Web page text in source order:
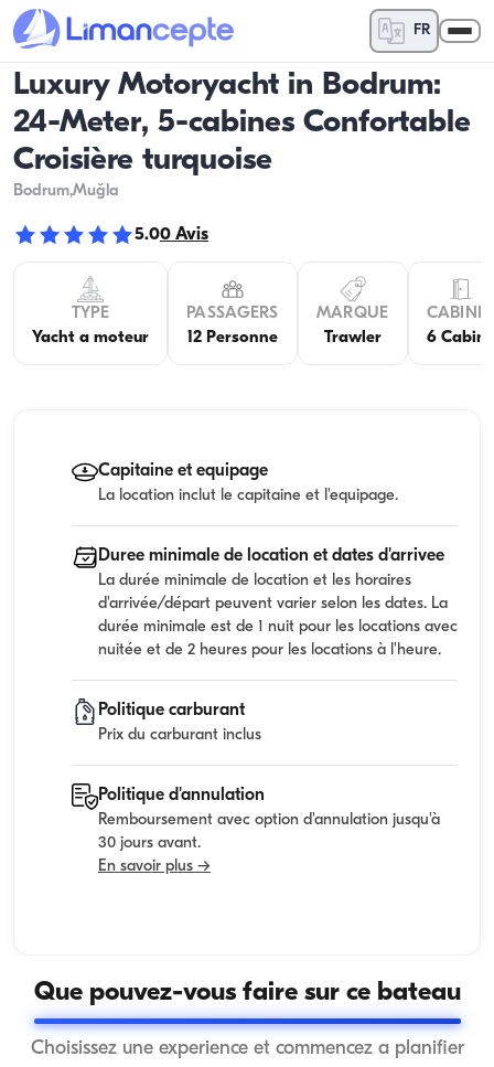
FR
Luxury Motoryacht in Bodrum:
24-Meter, 5-cabines Confortable
Croisière turquoise
Bodrum,Muğla
5.00 Avis
TYPE
Yacht a moteur
PASSAGERS
12 Personne
MARQUE
Trawler
6
Capitaine et equipage
La location inclut le capitaine et l'equipage.
Duree minimale de location et dates d'arrivee
La durée minimale de location et les horaires
d'arrivée/départ peuvent varier selon les dates. La
durée minimale est de 1 nuit pour les locations avec
nuitée et de 2 heures pour les locations à l'heure.
Politique carburant
Prix du carburant inclus
Politique d'annulation
Remboursement avec option d'annulation jusqu'à
30 jours avant.
En savoir plus →
Que pouvez-vous faire sur ce bateau
Choisissez une experience et commencez a planifier